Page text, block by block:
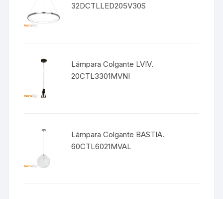
32DCTLLED205V30S
Lámpara Colgante LVIV.
20CTL3301MVNI
Lámpara Colgante BASTIA.
60CTL6021MVAL